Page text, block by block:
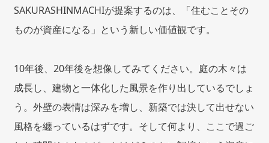
SAKURASHINMACHIが提案するのは、「住むことその
ものが資産になる」という新しい価値観です。
10年後、20年後を想像してみてください。庭の木々は
成長し、建物と一体化した風景を作り出しているでしょ
う。外壁の表情は深みを増し、新築では決して出せない
風格を纏っているはずです。そして何より、ここで過ご